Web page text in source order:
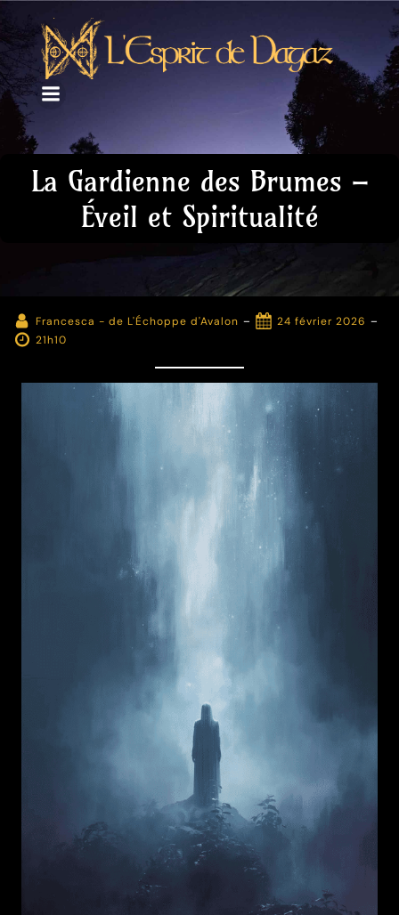
La Gardienne des Brumes –
Éveil et Spiritualité
Francesca - de L'Échoppe d'Avalon - 24 février 2026 -
21h10